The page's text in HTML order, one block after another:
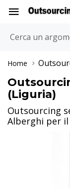
Home
(Liguria)
Outsourcing
Alberghi per